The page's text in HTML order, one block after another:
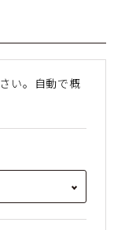
い。 ⾃動で概